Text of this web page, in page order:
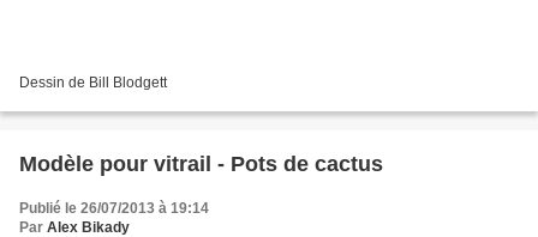
Dessin de Bill Blodgett
Modèle pour vitrail - Pots de cactus
Publié le 26/07/2013 à 19:14
Par Alex Bikady